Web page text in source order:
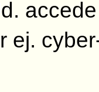
que sus
la
recibió un
Una de las